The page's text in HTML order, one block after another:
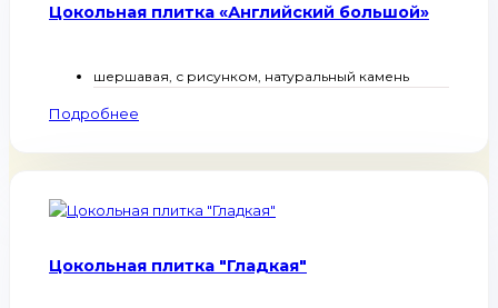
Цокольная плитка «Английский большой»
шершавая, с рисунком, натуральный камень
Подробнее
Цокольная плитка "Гладкая"